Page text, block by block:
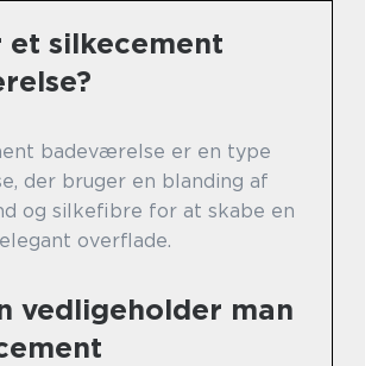
et silkecement
badeværelse er en type
der bruger en blanding af
og silkefibre for at skabe en
overflade.
vedligeholder man